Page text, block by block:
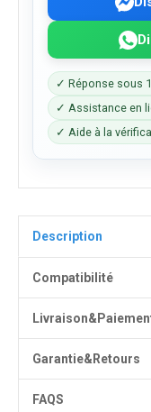
✓ Réponse sous
✓ Assistance en
✓ Aide à la
Description
Compatibilité
Garantie&Retours
FAQS